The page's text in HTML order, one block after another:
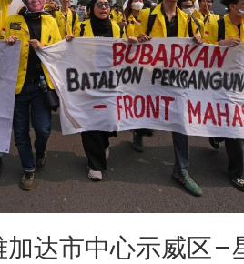
达市中心示威区 –